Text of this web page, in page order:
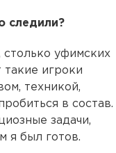
следили?
столько уфимских
такие игроки
техникой,
в состав.
задачи,
я был готов.